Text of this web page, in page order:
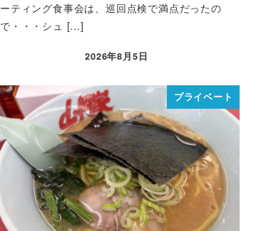
ーティング食事会は、巡回点検で満点だったの
で・・・シュ […]
2026年8月5日
プライベート